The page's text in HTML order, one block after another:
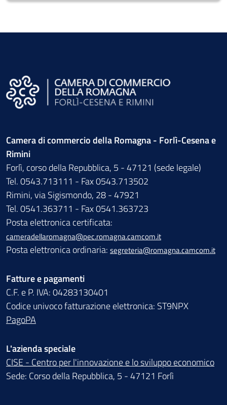
Camera di commercio della Romagna - Forlì-Cesena e
Rimini
Forlì, corso della Repubblica, 5 - 47121 (sede legale)
Tel. 0543.713111 - Fax 0543.713502
Rimini, via Sigismondo, 28 - 47921
Tel. 0541.363711 - Fax 0541.363723
Posta elettronica certificata:
cameradellaromagna@pec.romagna.camcom.it
Posta elettronica ordinaria: segreteria@romagna.camcom.it
Fatture e pagamenti
C.F. e P. IVA: 04283130401
Codice univoco fatturazione elettronica: ST9NPX
PagoPA
L'azienda speciale
CISE - Centro per l'innovazione e lo sviluppo economico
Sede: Corso della Repubblica, 5 - 47121 Forlì